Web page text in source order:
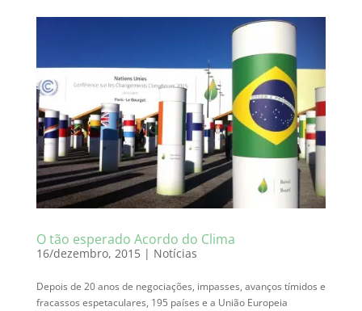
O tão esperado Acordo do Clima
16/dezembro, 2015| Notícias
Depois de 20 anos de negociações, impasses, avanços tímidos e
fracassos espetaculares, 195 países e a União Europeia